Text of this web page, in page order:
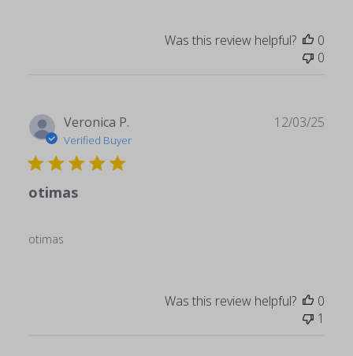
Was this review helpful?
0
0
Veronica P.
Verified Buyer
otimas
otimas
12/03/25
Was this review helpful?
0
1